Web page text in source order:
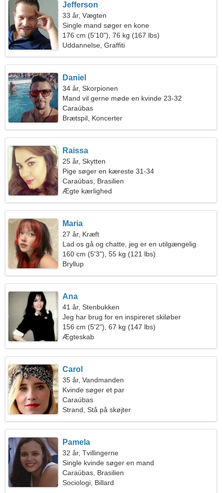
Jefferson
33 år, Vægten
Single mand søger en kone
176 cm (5'10"), 76 kg (167 lbs)
Uddannelse, Graffiti
Daniel
34 år, Skorpionen
Mand vil gerne møde en kvinde 23-32
Caraúbas
Brætspil, Koncerter
Raissa
25 år, Skytten
Pige søger en kæreste 31-34
Caraúbas, Brasilien
Ægte kærlighed
Maria
27 år, Kræft
Lad os gå og chatte, jeg er en utilgængelig
kvinde
160 cm (5'3"), 55 kg (121 lbs)
Bryllup
Ana
41 år, Stenbukken
Jeg har brug for en inspireret skiløber
156 cm (5'2"), 67 kg (147 lbs)
Ægteskab
Carol
35 år, Vandmanden
Kvinde søger et par
Caraúbas
Strand, Stå på skøjter
Pamela
32 år, Tvillingerne
Single kvinde søger en mand
Caraúbas, Brasilien
Sociologi, Billard